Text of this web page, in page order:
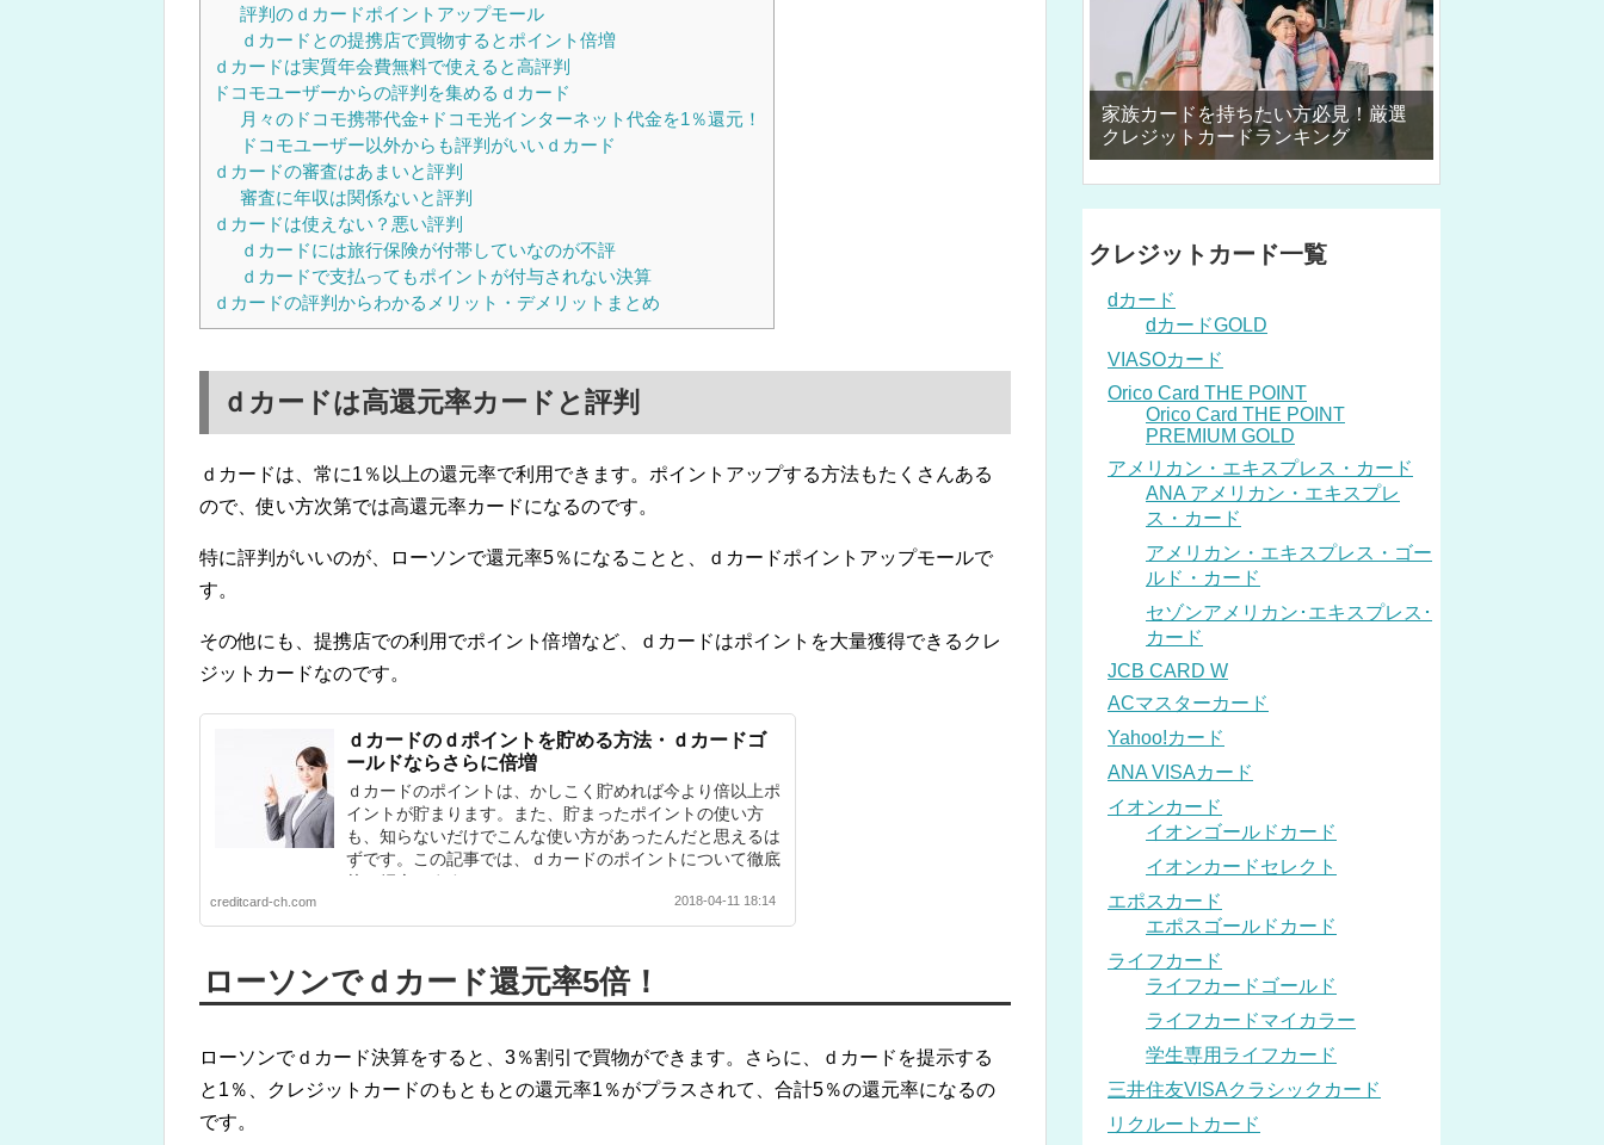
評判のｄカードポイントアップモール
ｄカードとの提携店で買物するとポイント倍増
ｄカードは実質年会費無料で使えると高評判
ドコモユーザーからの評判を集めるｄカード
月々のドコモ携帯代金+ドコモ光インターネット代金を1％還元！
ドコモユーザー以外からも評判がいいｄカード
ｄカードの審査はあまいと評判
審査に年収は関係ないと評判
ｄカードは使えない？悪い評判
ｄカードには旅行保険が付帯していなのが不評
ｄカードで支払ってもポイントが付与されない決算
ｄカードの評判からわかるメリット・デメリットまとめ
ｄカードは高還元率カードと評判
ｄカードは、常に1％以上の還元率で利用できます。ポイントアップする方法もたくさんある
ので、使い方次第では高還元率カードになるのです。
特に評判がいいのが、ローソンで還元率5％になることと、ｄカードポイントアップモールで
す。
その他にも、提携店での利用でポイント倍増など、ｄカードはポイントを大量獲得できるクレ
ジットカードなのです。
ｄカードのｄポイントを貯める方法・ｄカードゴ
ールドならさらに倍増
ｄカードのポイントは、かしこく貯めれば今より倍以上ポ
イントが貯まります。また、貯まったポイントの使い方
も、知らないだけでこんな使い方があったんだと思えるは
ずです。この記事では、ｄカードのポイントについて徹底
的に紹介します。
creditcard-ch.com 2018-04-11 18:14
ローソンでｄカード還元率5倍！
ローソンでｄカード決算をすると、3％割引で買物ができます。さらに、ｄカードを提示する
と1％、クレジットカードのもともとの還元率1％がプラスされて、合計5％の還元率になるの
です。
家族カードを持ちたい方必見！厳選
クレジットカードランキング
クレジットカード一覧
dカード
dカードGOLD
VIASOカード
Orico Card THE POINT
Orico Card THE POINT
PREMIUM GOLD
アメリカン・エキスプレス・カード
ANA アメリカン・エキスプレ
ス・カード
アメリカン・エキスプレス・ゴー
ルド・カード
セゾンアメリカン･エキスプレス･
カード
JCB CARD W
ACマスターカード
Yahoo!カード
ANA VISAカード
イオンカード
イオンゴールドカード
イオンカードセレクト
エポスカード
エポスゴールドカード
ライフカード
ライフカードゴールド
ライフカードマイカラー
学生専用ライフカード
三井住友VISAクラシックカード
リクルートカード